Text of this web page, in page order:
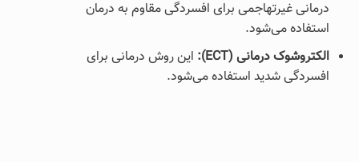
درمانی غیرتهاجمی برای افسردگی مقاوم به درمان
استفاده می‌شود.
الکتروشوک درمانی (ECT
): این روش درمانی برای
افسردگی شدید استفاده می‌شود.